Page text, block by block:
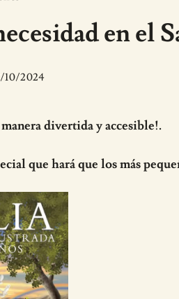
en el
10/2024
divertida y accesible!.
que hará que los más